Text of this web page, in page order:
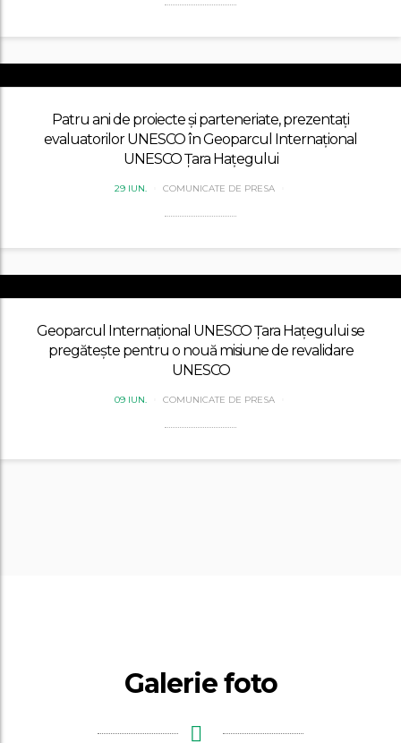
Patru ani de proiecte și parteneriate, prezentați
evaluatorilor UNESCO în Geoparcul Internațional
UNESCO Țara Hațegului
29 IUN. COMUNICATE DE PRESA
Geoparcul Internațional UNESCO Țara Hațegului se
pregătește pentru o nouă misiune de revalidare
UNESCO
09 IUN. COMUNICATE DE PRESA
Galerie foto